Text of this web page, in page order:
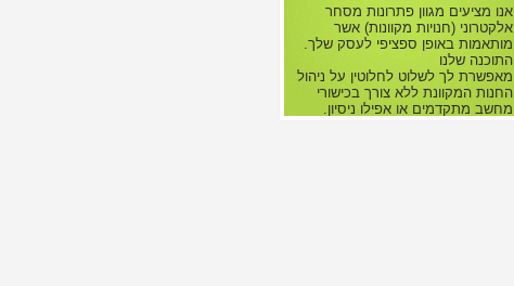
אנו מציעים מגוון פתרונות מסחר
אלקטרוני (חנויות מקוונות) אשר
מותאמות באופן ספציפי לעסק שלך.
התוכנה שלנו
מאפשרת לך לשלוט לחלוטין על ניהול
החנות המקוונת ללא צורך בכישורי
מחשב מתקדמים או אפילו ניסיון.